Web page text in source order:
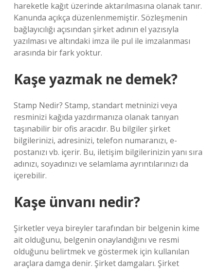
hareketle kağıt üzerinde aktarılmasına olanak tanır.
Kanunda açıkça düzenlenmemiştir. Sözleşmenin
bağlayıcılığı açısından şirket adının el yazısıyla
yazılması ve altındaki imza ile pul ile imzalanması
arasında bir fark yoktur.
Kaşe yazmak ne demek?
Stamp Nedir? Stamp, standart metninizi veya
resminizi kağıda yazdırmanıza olanak tanıyan
taşınabilir bir ofis aracıdır. Bu bilgiler şirket
bilgilerinizi, adresinizi, telefon numaranızı, e-
postanızı vb. içerir. Bu, iletişim bilgilerinizin yanı sıra
adınızı, soyadınızı ve selamlama ayrıntılarınızı da
içerebilir.
Kaşe ünvanı nedir?
Şirketler veya bireyler tarafından bir belgenin kime
ait olduğunu, belgenin onaylandığını ve resmi
olduğunu belirtmek ve göstermek için kullanılan
araçlara damga denir. Şirket damgaları. Şirket